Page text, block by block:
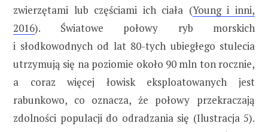
zwierzętami lub częściami ich ciała (Young i inni,
2016). Światowe połowy ryb morskich
i słodkowodnych od lat 80-tych ubiegłego stulecia
utrzymują się na poziomie około 90 mln ton rocznie,
a coraz więcej łowisk eksploatowanych jest
rabunkowo, co oznacza, że połowy przekraczają
zdolności populacji do odradzania się (Ilustracja 5).